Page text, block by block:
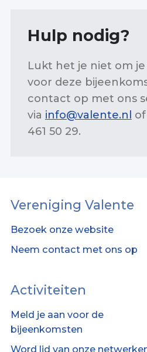
Hulp nodig?
Lukt het je niet om
voor deze
contact op met ons
via info@valente.nl
461 50 29.
Vereniging Valente
Bezoek onze website
Neem contact met ons op
Activiteiten
Meld je aan voor de
bijeenkomsten
Word lid van onze